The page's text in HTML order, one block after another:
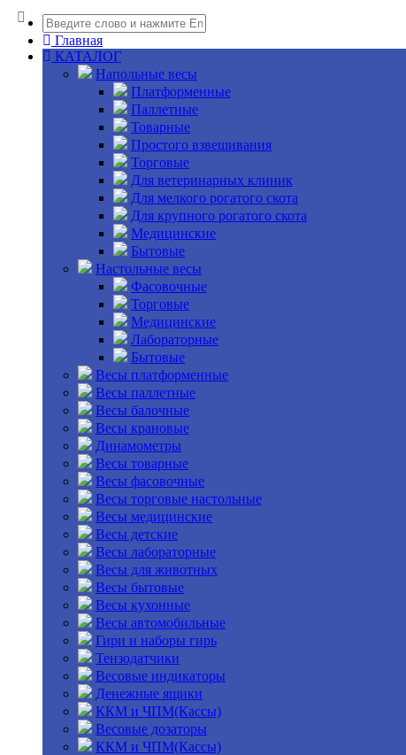
Главная
КАТАЛОГ
Напольные весы
Платформенные
Паллетные
Товарные
Простого взвешивания
Торговые
Для ветеринарных клиник
Для мелкого рогатого скота
Для крупного рогатого скота
Медицинские
Бытовые
Настольные весы
Фасовочные
Торговые
Медицинские
Лабораторные
Бытовые
Весы платформенные
Весы паллетные
Весы балочные
Весы крановые
Динамометры
Весы товарные
Весы фасовочные
Весы торговые настольные
Весы медицинские
Весы детские
Весы лабораторные
Весы для животных
Весы бытовые
Весы кухонные
Весы автомобильные
Гири и наборы гирь
Тензодатчики
Весовые индикаторы
Денежные ящики
ККМ и ЧПМ(Кассы)
Весовые дозаторы
ККМ и ЧПМ(Кассы)